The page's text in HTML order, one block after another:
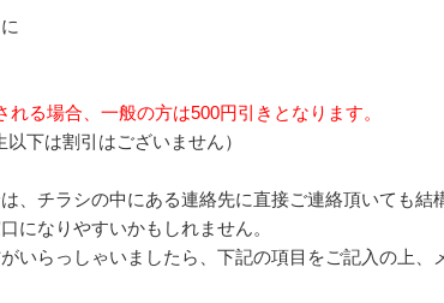
る場合、一般の方は500円引きとなります。
以下は割引はございません）
、チラシの中にある連絡先に直接ご連絡頂いても結
になりやすいかもしれません。
いらっしゃいましたら、下記の項目をご記入の上、